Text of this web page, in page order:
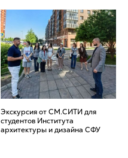
Экскурсия от СМ.СИТИ для
студентов Института
архитектуры и дизайна СФУ